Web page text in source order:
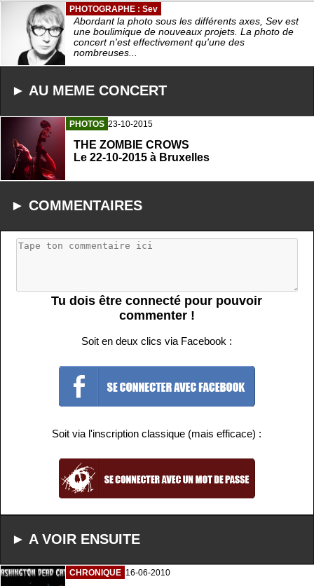
PHOTOGRAPHE : Sev
Abordant la photo sous les différents axes, Sev est
une boulimique de nouveaux projets. La photo de
concert n'est effectivement qu'une des
nombreuses...
► AU MEME CONCERT
PHOTOS 23-10-2015
THE ZOMBIE CROWS
Le 22-10-2015 à Bruxelles
► COMMENTAIRES
Tu dois être connecté pour pouvoir
commenter !
Soit en deux clics via Facebook :
Soit via l'inscription classique (mais efficace) :
► A VOIR ENSUITE
CHRONIQUE 16-06-2010